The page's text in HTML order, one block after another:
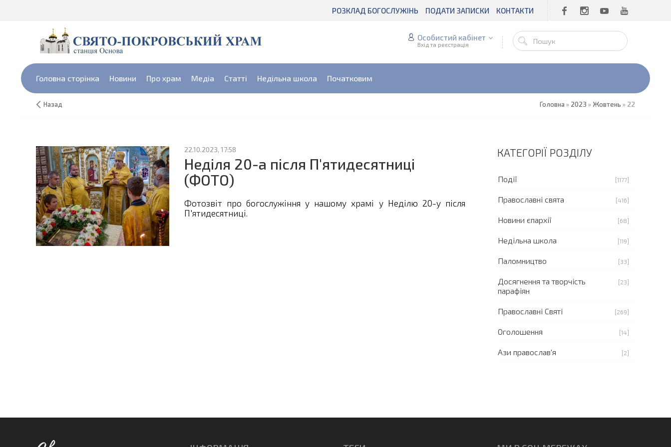
РОЗКЛАД БОГОСЛУЖІНЬ ПОДАТИ ЗАПИСКИ КОНТАКТИ
Особистий кабінет
Вхід та реєстрація
Головна сторінка Новини Про храм Медіа Статті Недільна школа Початковим
Назад Головна » 2023 » Жовтень » 22
22.10.2023, 17:58
Неділя 20-а після П'ятидесятниці
(ФОТО)
Фотозвіт про богослужіння у нашому храмі у Неділю 20-у після
П'ятидесятниці.
КАТЕГОРІЇ РОЗДІЛУ
Події [1177]
Православні свята [416]
Новини єпархії [68]
Недільна школа [119]
Паломництво [33]
Досягнення та творчість
парафіян
[23]
Православні Святі [269]
Оголошення [14]
Ази православ'я [2]